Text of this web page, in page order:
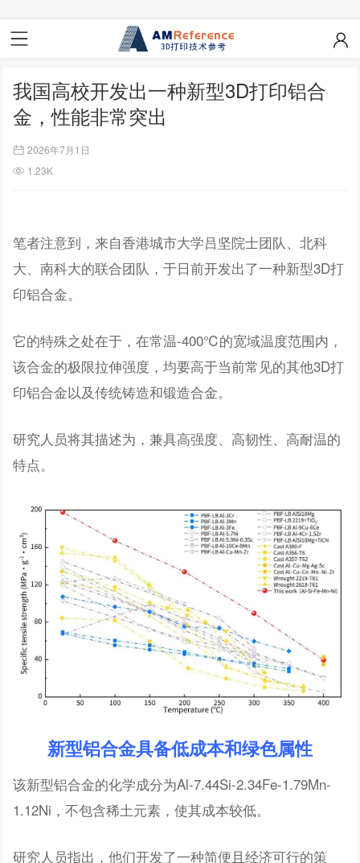
我国高校开发出一种新型3D打印铝合
金，性能非常突出
2026年7月1日
1.23K
笔者注意到，来自香港城市大学吕坚院士团队、北科
大、南科大的联合团队，于日前开发出了一种新型3D打
印铝合金。
它的特殊之处在于，在常温-400℃的宽域温度范围内，
该合金的极限拉伸强度，均要高于当前常见的其他3D打
印铝合金以及传统铸造和锻造合金。
研究人员将其描述为，兼具高强度、高韧性、高耐温的
特点。
新型铝合金具备低成本和绿色属性
该新型铝合金的化学成分为Al-7.44Si-2.34Fe-1.79Mn-
1.12Ni，不包含稀土元素，使其成本较低。
研究人员指出，他们开发了一种简便且经济可行的策